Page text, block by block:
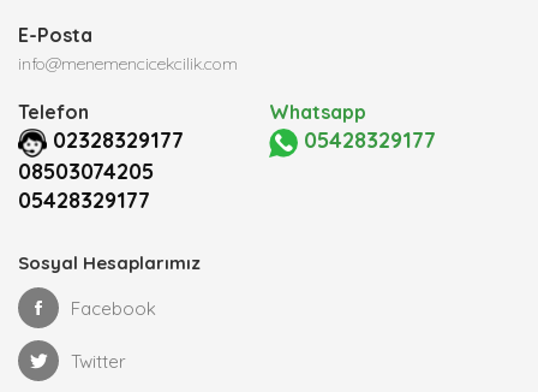
E-Posta
info@menemencicekcilik.com
Telefon
02328329177
08503074205
05428329177
Whatsapp
05428329177
Sosyal Hesaplarımız
Facebook
Twitter